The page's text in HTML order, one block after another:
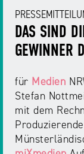
DAS SIND
GEWINNER
für Medien
Stefan
mit dem